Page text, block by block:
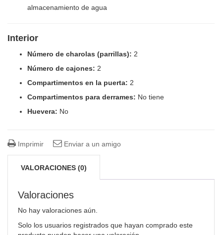
almacenamiento de agua
Interior
Número de charolas (parrillas): 2
Número de cajones: 2
Compartimentos en la puerta: 2
Compartimentos para derrames: No tiene
Huevera: No
Imprimir Enviar a un amigo
VALORACIONES (0)
Valoraciones
No hay valoraciones aún.
Solo los usuarios registrados que hayan comprado este